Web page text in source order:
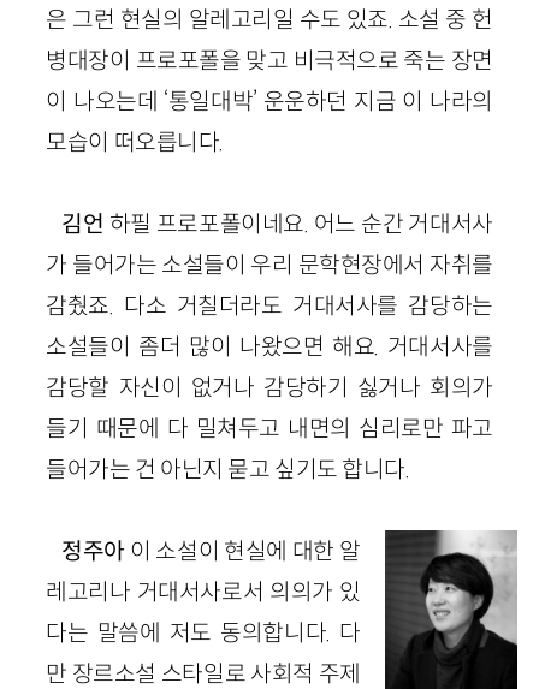
은 그런 현실의 알레고리일 수도 있죠. 소설 중 헌
병대장이 프로포폴을 맞고 비극적으로 죽는 장면
이 나오는데 ‘통일대박’ 운운하던 지금 이 나라의
모습이 떠오릅니다.
김언 하필 프로포폴이네요. 어느 순간 거대서사
가 들어가는 소설들이 우리 문학현장에서 자취를
감췄죠. 다소 거칠더라도 거대서사를 감당하는
소설들이 좀더 많이 나왔으면 해요. 거대서사를
감당할 자신이 없거나 감당하기 싫거나 회의가
들기 때문에 다 밀쳐두고 내면의 심리로만 파고
들어가는 건 아닌지 묻고 싶기도 합니다.
정주아 이 소설이 현실에 대한 알
레고리나 거대서사로서 의의가 있
다는 말씀에 저도 동의합니다. 다
만 장르소설 스타일로 사회적 주제